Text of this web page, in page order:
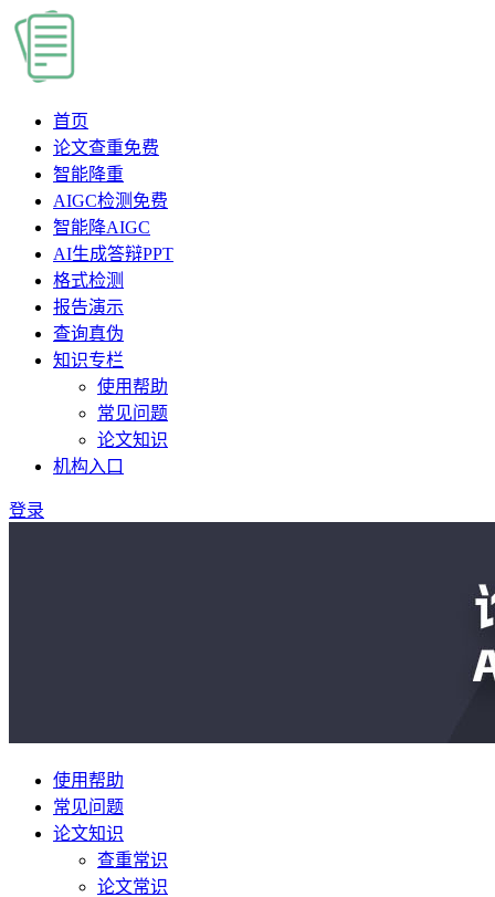
首页
论文查重免费
智能降重
AIGC检测 免费
智能降AIGC
AI生成答辩PPT
格式检测
报告演示
查询真伪
知识专栏
使用帮助
常见问题
论文知识
机构入口
登录
使用帮助
常见问题
论文知识
查重常识
论文常识